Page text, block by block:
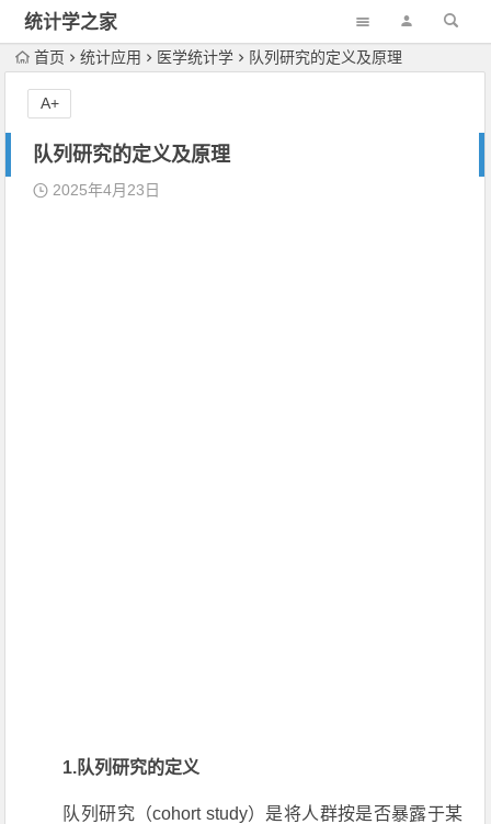
统计学之家
首页 统计应用 医学统计学 队列研究的定义及原理
队列研究的定义及原理
2025年4月23日
1.队列研究的定义
队列研究（cohort study）是将人群按是否暴露于某
A+